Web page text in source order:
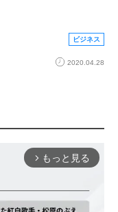
ビジネス
2020.04.28
arrow_forward_ios もっと見る